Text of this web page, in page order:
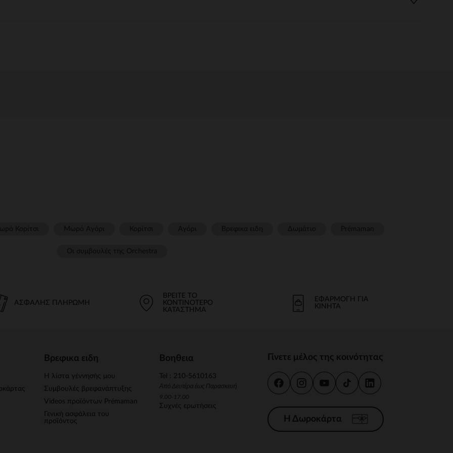
ΑΣΦΑΛΉΣ ΠΛΗΡΩΜΉ
ΒΡΕΊΤΕ ΤΟ
ΚΟΝΤΙΝΌΤΕΡΟ
ΚΑΤΆΣΤΗΜΑ
ΕΦΑΡΜΟΓΉ ΓΙΑ
ΚΙΝΗΤΆ
Βρεφικα ειδη
Η λίστα γέννησής μου
Συμβουλές βρεφανάπτυξης
Videos προϊόντων Prémaman
Γενική ασφάλεια του
προϊόντος
Βοηθεια
Tel : 210-5610163
Από Δευτέρα έως Παρασκευή
9.00-17.00
Συχνές ερωτήσεις
Γίνετε μέλος της κοινότητας
Η Δωροκάρτα